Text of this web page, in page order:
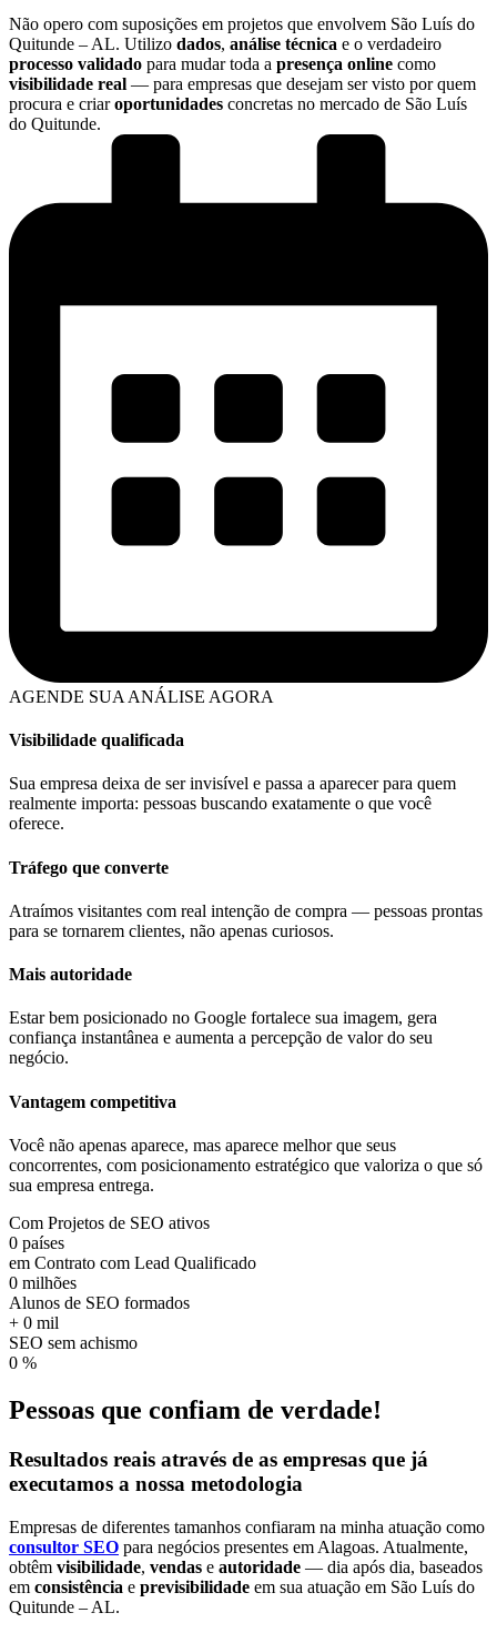
Não opero com suposições em projetos que envolvem São Luís do
Quitunde – AL. Utilizo dados, análise técnica e o verdadeiro
processo validado para mudar toda a presença online como
visibilidade real — para empresas que desejam ser visto por quem
procura e criaroportunidades concretas no mercado de São Luís
do Quitunde.
AGENDE SUA ANÁLISE AGORA
Visibilidade qualificada
Sua empresa deixa de ser invisível e passa a aparecer para quem
realmente importa: pessoas buscando exatamente o que você
oferece.
Tráfego que converte
Atraímos visitantes com real intenção de compra — pessoas prontas
para se tornarem clientes, não apenas curiosos.
Mais autoridade
Estar bem posicionado no Google fortalece sua imagem, gera
confiança instantânea e aumenta a percepção de valor do seu
negócio.
Vantagem competitiva
Você não apenas aparece, mas aparece melhor que seus
concorrentes, com posicionamento estratégico que valoriza o que só
sua empresa entrega.
Com Projetos de SEO ativos
0 países
em Contrato com Lead Qualificado
0 milhões
Alunos de SEO formados
+ 0 mil
SEO sem achismo
0 %
Pessoas que confiam de verdade!
Resultados reais através de as empresas que já
executamos a nossa metodologia
Empresas de diferentes tamanhos confiaram na minha atuação como
consultor SEO para negócios presentes em Alagoas. Atualmente,
obtêm visibilidade, vendas e autoridade — dia após dia, baseados
em consistência e previsibilidade em sua atuação em São Luís do
Quitunde – AL.